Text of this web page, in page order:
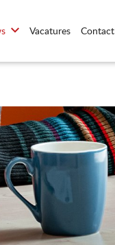
Vacatures Contact